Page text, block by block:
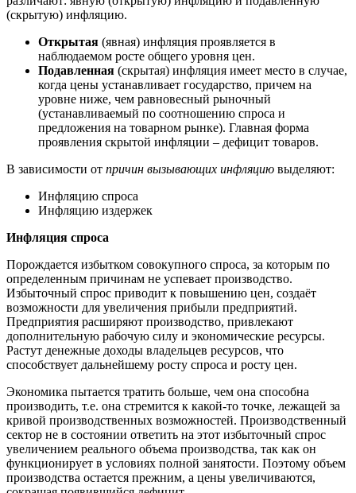
(скрытую) инфляцию.
Открытая (явная) инфляция проявляется в
наблюдаемом росте общего уровня цен.
Подавленная (скрытая) инфляция имеет место в случае,
когда цены устанавливает государство, причем на
уровне ниже, чем равновесный рыночный
(устанавливаемый по соотношению спроса и
предложения на товарном рынке). Главная форма
проявления скрытой инфляции – дефицит товаров.
В зависимости от причин вызывающих инфляцию выделяют:
Инфляцию спроса
Инфляцию издержек
Инфляция спроса
Порождается избытком совокупного спроса, за которым по
определенным причинам не успевает производство.
Избыточный спрос приводит к повышению цен, создаёт
возможности для увеличения прибыли предприятий.
Предприятия расширяют производство, привлекают
дополнительную рабочую силу и экономические ресурсы.
Растут денежные доходы владельцев ресурсов, что
способствует дальнейшему росту спроса и росту цен.
Экономика пытается тратить больше, чем она способна
производить, т.е. она стремится к какой-то точке, лежащей за
кривой производственных возможностей. Производственный
сектор не в состоянии ответить на этот избыточный спрос
увеличением реального объема производства, так как он
функционирует в условиях полной занятости. Поэтому объем
производства остается прежним, а цены увеличиваются,